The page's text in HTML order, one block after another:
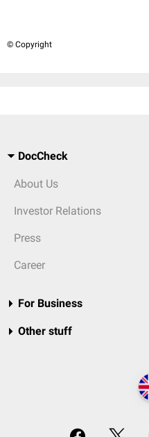
© Copyright
DocCheck
About Us
Investor Relations
Press
Career
For Business
Other stuff